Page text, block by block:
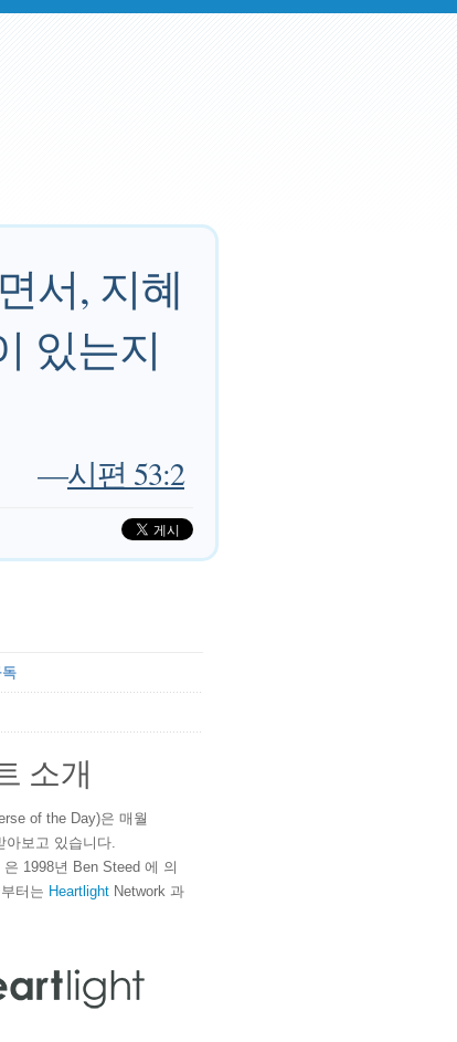
서, 지혜
있는지
—시편 53:2
소개
of the Day)은 매월
아보고 있습니다.
1998년 Ben Steed 에 의
터는 Heartlight Network 과